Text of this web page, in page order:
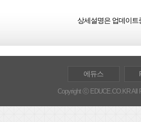
상세설명은 업데이트
에듀스
Copyright ⓒ EDUCE.CO.KR All